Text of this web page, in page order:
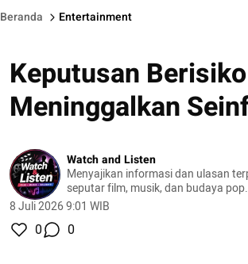
Beranda Entertainment
Keputusan
Meninggalkan
Watch and Listen
Menyajikan informasi dan ulasan
seputar film, musik, dan budaya pop.
8 Juli 2026 9:01 WIB
0 0